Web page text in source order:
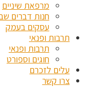
מרפאת שיניים
חנות דברים
עסקים בעמק
תרבות ופנאי
תרבות ופנאי
חוגים וספורט
עלים לזכרם
צרו קשר